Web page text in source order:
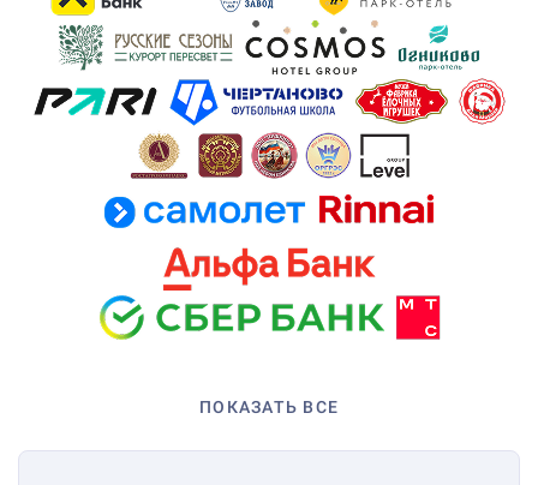
ПОКАЗАТЬ ВСЕ